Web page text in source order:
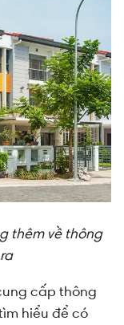
thêm về thông
cấp thông
hiểu để có